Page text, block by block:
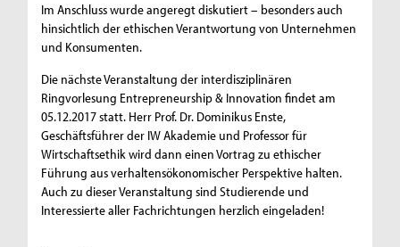
Im Anschluss wurde angeregt diskutiert – besonders auch
hinsichtlich der ethischen Verantwortung von Unternehmen
und Konsumenten.
Die nächste Veranstaltung der interdisziplinären
Ringvorlesung Entrepreneurship & Innovation findet am
05.12.2017 statt. Herr Prof. Dr. Dominikus Enste,
Geschäftsführer der IW Akademie und Professor für
Wirtschaftsethik wird dann einen Vortrag zu ethischer
Führung aus verhaltensökonomischer Perspektive halten.
Auch zu dieser Veranstaltung sind Studierende und
Interessierte aller Fachrichtungen herzlich eingeladen!